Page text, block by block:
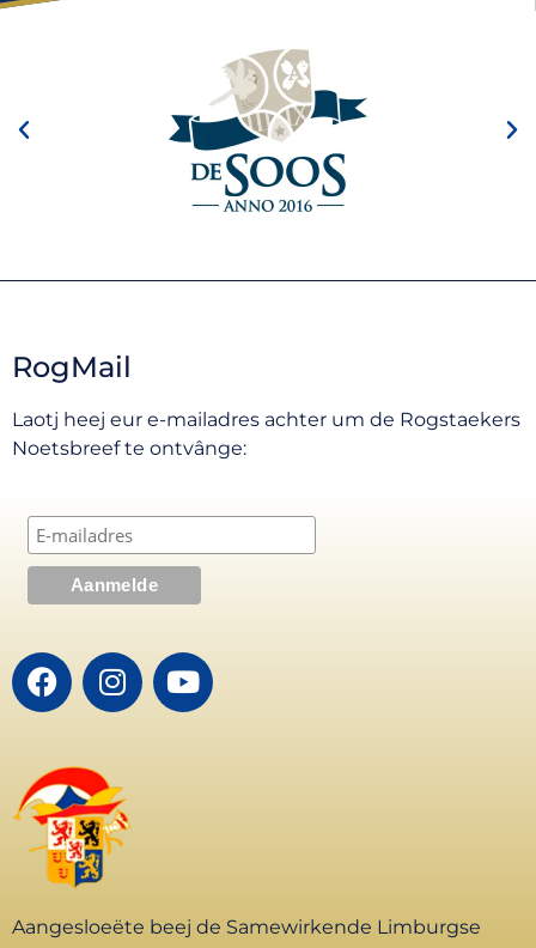
RogMail
Laotj heej eur e-mailadres achter um de Rogstaekers
Noetsbreef te ontvânge:
Aangesloeëte beej de Samewirkende Limburgse